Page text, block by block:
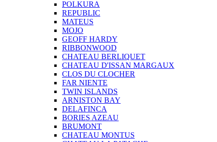
POLKURA
REPUBLIC
MATEUS
MOJO
GEOFF HARDY
RIBBONWOOD
CHATEAU BERLIQUET
CHATEAU D'ISSAN MARGAUX
CLOS DU CLOCHER
FAR NIENTE
TWIN ISLANDS
ARNISTON BAY
DELAFINCA
BORIES AZEAU
BRUMONT
CHATEAU MONTUS